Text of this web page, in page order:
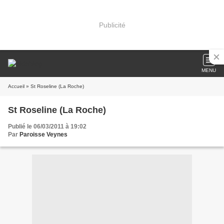
Publicité
MENU
Accueil » St Roseline (La Roche)
St Roseline (La Roche)
Publié le 06/03/2011 à 19:02
Par Paroisse Veynes